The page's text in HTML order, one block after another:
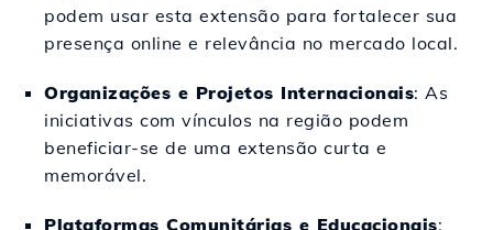
podem usar esta extensão para fortalecer sua
presença online e relevância no mercado local.
Organizações e Projetos Internacionais: As
iniciativas com vínculos na região podem
beneficiar-se de uma extensão curta e
memorável.
Plataformas Comunitárias e Educacionais: